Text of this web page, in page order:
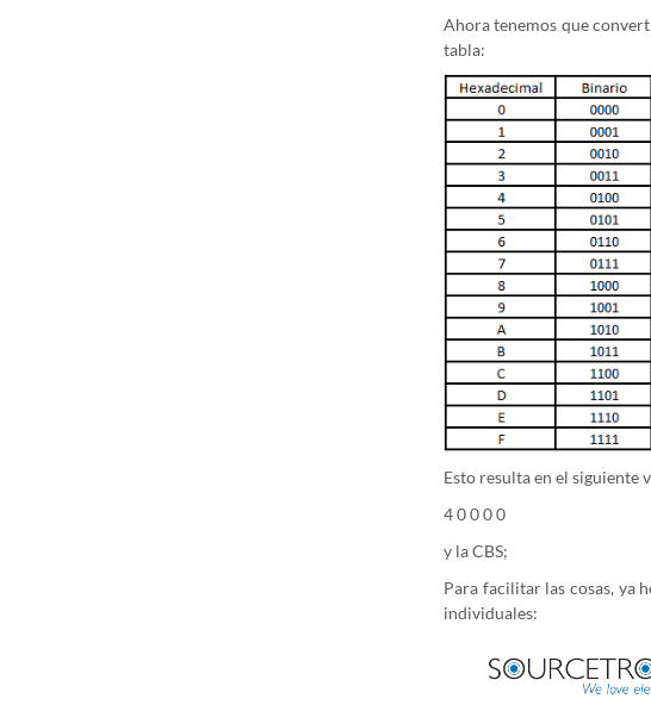
Ahora tenemos que
tabla:
Esto resulta en el siguiente
4 0 0 0 0
y la CBS;
Para facilitar las cosas, ya
individuales: